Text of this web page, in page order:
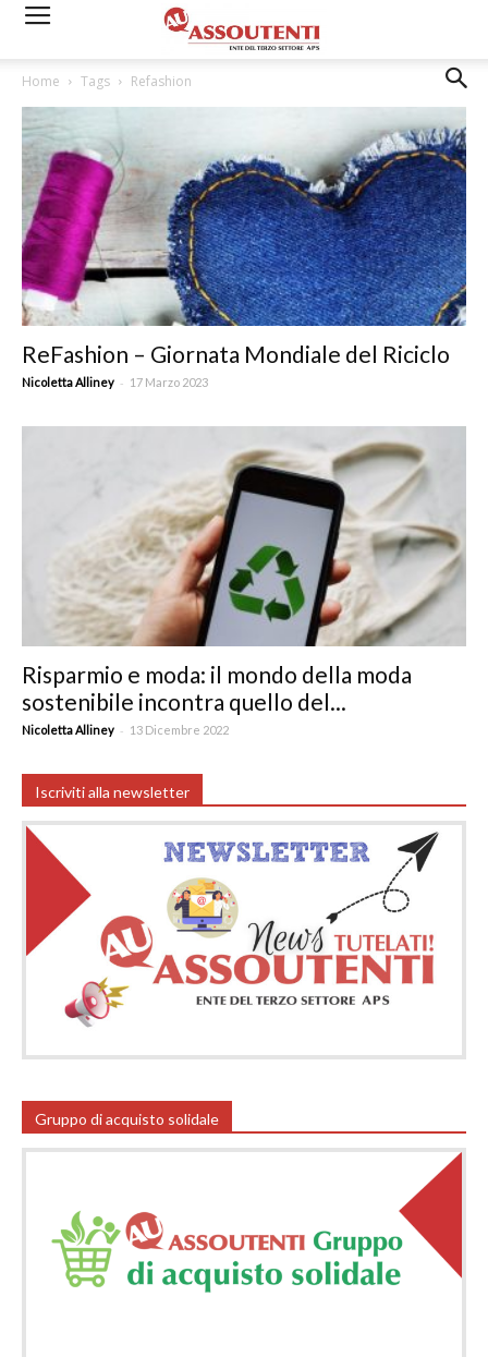
Home Tags Refashion
ReFashion – Giornata Mondiale del Riciclo
Nicoletta Alliney - 17 Marzo 2023
Risparmio e moda: il mondo della moda
sostenibile incontra quello del...
Nicoletta Alliney - 13 Dicembre 2022
Iscriviti alla newsletter
Gruppo di acquisto solidale